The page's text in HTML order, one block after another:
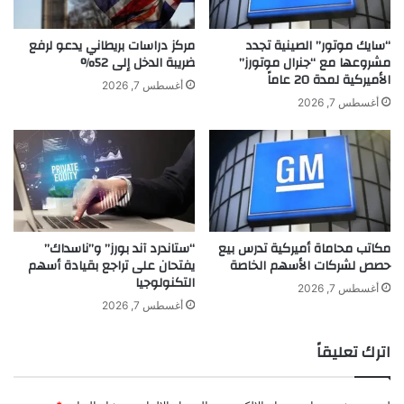
ج
ف
ي
ل
م
"
م
س
ي
ح
ا
ل
ن
ي
“سايك موتور” الصينية تجدد
مشروعها مع “جنرال موتورز”
الأميركية لمدة 20 عاماً
أغسطس 7, 2026
مركز دراسات بريطاني يدعو لرفع
ضريبة الدخل إلى 52%
أغسطس 7, 2026
مكاتب محاماة أميركية تدرس بيع
حصص لشركات الأسهم الخاصة
أغسطس 7, 2026
“ستاندرد آند بورز” و”ناسداك”
يفتحان على تراجع بقيادة أسهم
التكنولوجيا
أغسطس 7, 2026
اترك تعليقاً